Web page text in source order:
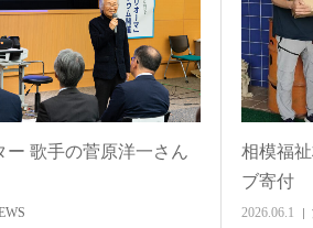
ー 歌手の菅原洋一さん
相模福
ブ寄付
2026.06.1